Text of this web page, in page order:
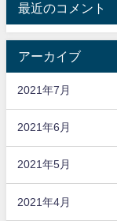
最近のコメント
アーカイブ
2021年7月
2021年6月
2021年5月
2021年4月